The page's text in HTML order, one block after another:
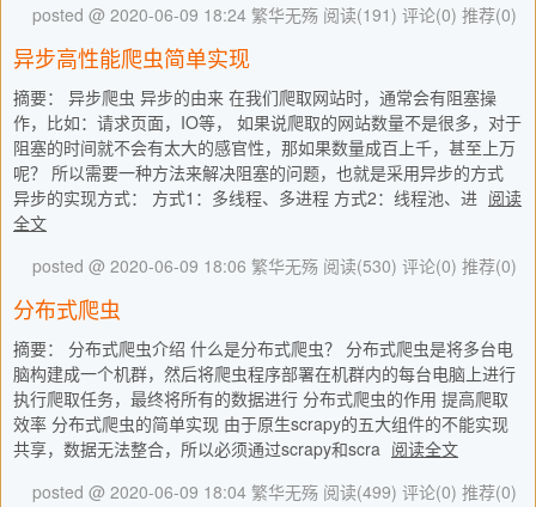
posted @ 2020-06-09 18:24 繁华无殇 阅读(191) 评论(0) 推荐(0)
异步高性能爬虫简单实现
摘要： 异步爬虫 异步的由来 在我们爬取网站时，通常会有阻塞操
作，比如：请求页面，IO等， 如果说爬取的网站数量不是很多，对于
阻塞的时间就不会有太大的感官性，那如果数量成百上千，甚至上万
呢？ 所以需要一种方法来解决阻塞的问题，也就是采用异步的方式
异步的实现方式： 方式1：多线程、多进程 方式2：线程池、进 阅读
全文
posted @ 2020-06-09 18:06 繁华无殇 阅读(530) 评论(0) 推荐(0)
分布式爬虫
摘要： 分布式爬虫介绍 什么是分布式爬虫？ 分布式爬虫是将多台电
脑构建成一个机群，然后将爬虫程序部署在机群内的每台电脑上进行
执行爬取任务，最终将所有的数据进行 分布式爬虫的作用 提高爬取
效率 分布式爬虫的简单实现 由于原生scrapy的五大组件的不能实现
共享，数据无法整合，所以必须通过scrapy和scra 阅读全文
posted @ 2020-06-09 18:04 繁华无殇 阅读(499) 评论(0) 推荐(0)